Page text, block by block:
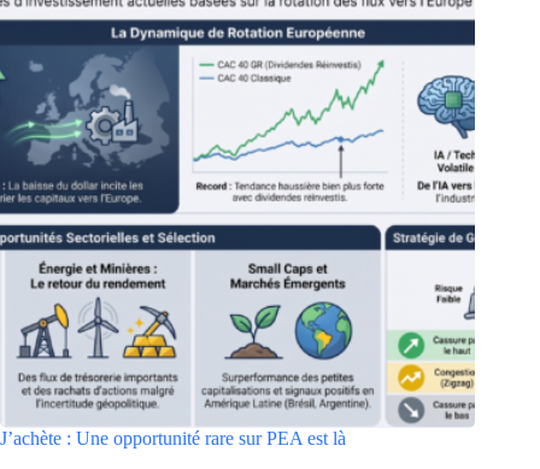
J’achète : Une opportunité rare sur PEA est là